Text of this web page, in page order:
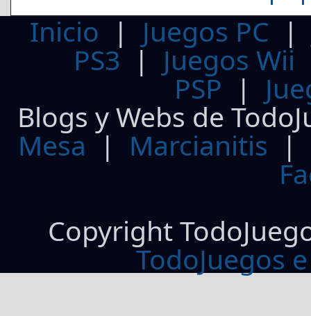
Inicio | Juegos PC
PS3| Juegos Wii
PSP |
Blogs y Webs de
Mesa | Marcianitis |
Copyright
TodoJuegos